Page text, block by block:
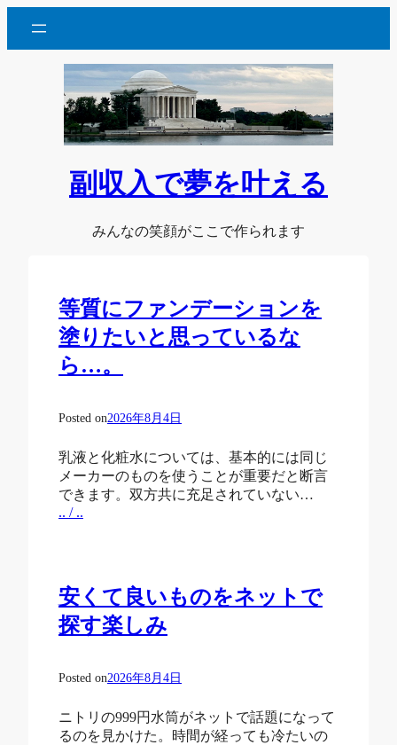
を
副収入で夢を叶える
みんなの笑顔がここで作られます
等質にファンデーションを
塗りたいと思っているな
ら…。
Posted on2026年8月4日
乳液と化粧水については、基本的には同じ
メーカーのものを使うことが重要だと断言
できます。双方共に充足されていない…
.. / ..
安くて良いものをネットで
探す楽しみ
Posted on2026年8月4日
ニトリの999円水筒がネットで話題になって
るのを見かけた。時間が経っても冷たいの